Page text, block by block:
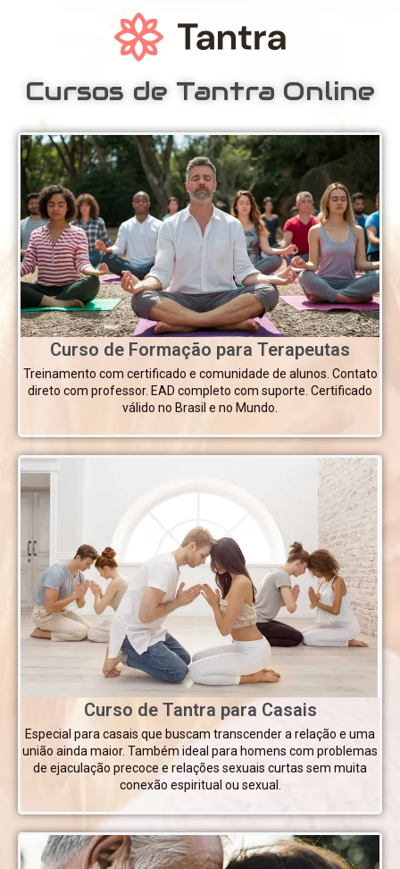
Cursos de Tantra Online
Curso de Formação para Terapeutas
Treinamento com certificado e comunidade de alunos. Contato
direto com professor. EAD completo com suporte. Certificado
válido no Brasil e no Mundo.
Curso de Tantra para Casais
Especial para casais que buscam transcender a relação e uma
união ainda maior. Também ideal para homens com problemas
de ejaculação precoce e relações sexuais curtas sem muita
conexão espiritual ou sexual.